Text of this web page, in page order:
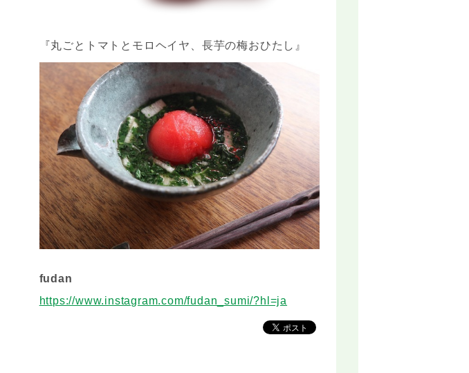
『丸ごとトマトとモロヘイヤ、長芋の梅おひたし』
fudan
https://www.instagram.com/fudan_sumi/?hl=ja